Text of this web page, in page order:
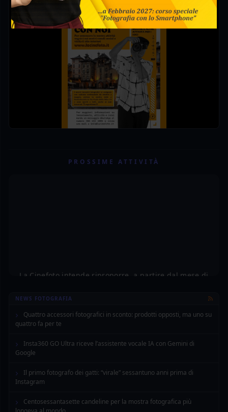
PROSSIME ATTIVITÀ
La Cinefoto intende riproporre, a partire dal mese di
sdoppieranno su due livelli: "base" (al giovedì sera) e
oppure contattare telefonicamente o tramite WhatsApp il
NEWS FOTOGRAFIA
Quattro accessori fotografici in sconto: prodotti opposti, ma uno su
quattro fa per te
Insta360 GO Ultra riceve l’assistente vocale IA con Gemini di
Google
Il primo fotografo dei gatti: “virale” sessantuno anni prima di
Instagram
Centosessantasette candeline per la mostra fotografica più